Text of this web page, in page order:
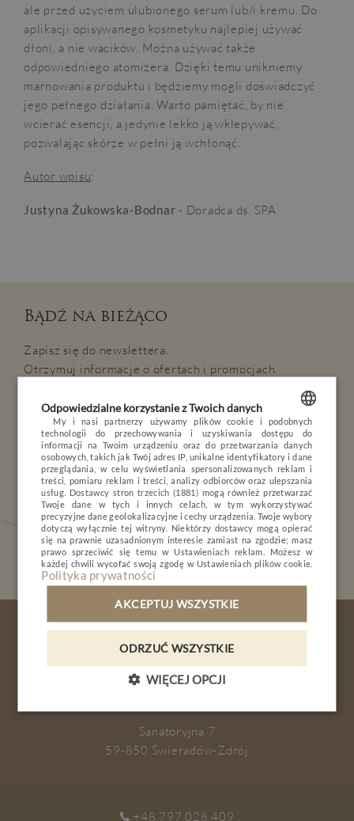
OPINIE BLOG POGODA
POKOJE I PAKIETY
DLA DZIECI
MINERAL SPA
RESTAURACJA
NATURE & ACTIVE
BIZNES
GALERIA
KONTAKT
REZERWACJA
ale przed użyciem ulubionego serum lub/i kremu. Do
aplikacji opisywanego kosmetyku najlepiej używać
dłoni, a nie wacików. Można używać także
odpowiedniego atomizera. Dzięki temu unikniemy
marnowania produktu i będziemy mogli doświadczyć
jego pełnego działania. Warto pamiętać, by nie
wcierać esencji, a jedynie lekko ją wklepywać,
pozwalając skórze w pełni ją wchłonąć.
Autor wpisu:
Justyna Żukowska-Bodnar - Doradca ds. SPA
Bądź na bieżąco
Zapisz się do newslettera.
Otrzymuj informacje o ofertach i promocjach.
Interesuje mnie
SPA & Wellness
Biznes
Rodzina
We dwoje
Nature & Active
Przyjaciele
Sanatoryjna 7
59-850 Świeradów-Zdrój
+48 797 026 409
POLISH
ENGLISH
GERMAN
CZECH
Odpowiedzialne korzystanie z Twoich danych
My i nasi partnerzy używamy plików cookie i podobnych
technologii do przechowywania i uzyskiwania dostępu do
informacji na Twoim urządzeniu oraz do przetwarzania danych
osobowych, takich jak Twój adres IP, unikalne identyfikatory i dane
przeglądania, w celu wyświetlania spersonalizowanych reklam i
treści, pomiaru reklam i treści, analizy odbiorców oraz ulepszania
usług. Dostawcy stron trzecich (1881)mogą również przetwarzać
Twoje dane w tych i innych celach, w tym wykorzystywać
precyzyjne dane geolokalizacyjne i cechy urządzenia. Twoje wybory
dotyczą wyłącznie tej witryny. Niektórzy dostawcy mogą opierać
się na prawnie uzasadnionym interesie zamiast na zgodzie; masz
prawo sprzeciwić się temu w Ustawieniach reklam . Możesz w
każdej chwili wycofać swoją zgodę w Ustawieniach plików cookie
Polityka prywatności
AKCEPTUJ WSZYSTKIE
ODRZUĆ WSZYSTKIE
WIĘCEJ OPCJI